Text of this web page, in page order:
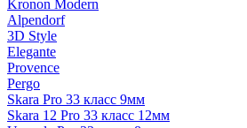
Kronon Modern
Alpendorf
3D Style
Elegante
Provence
Pergo
Skara Pro 33 класс 9мм
Skara 12 Pro 33 класс 12мм